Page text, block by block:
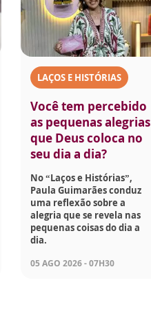
LAÇOS E HISTÓRIAS
Você tem percebido
as pequenas alegrias
que Deus coloca no
seu dia a dia?
No “Laços e Histórias”,
Paula Guimarães conduz
uma reflexão sobre a
alegria que se revela nas
pequenas coisas do dia a
dia.
05 AGO 2026 - 07H30